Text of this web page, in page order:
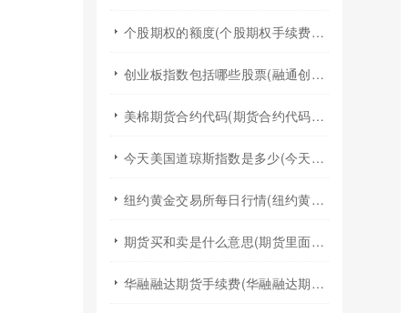
个股期权的额度(个股期权手续费是多少)
创业板指数包括哪些股票(融通创业板指数基金是什么股票)
美棉期货合约代码(期货合约代码什么意思)
今天美国道琼斯指数是多少(今天美国股票指数)
纽约黄金交易所每日行情(纽约黄金期货实时行情)
期货买和卖是什么意思(期货里面的买和卖是什么意思)
华融融达期货手续费(华融融达期货手续费收费标准)